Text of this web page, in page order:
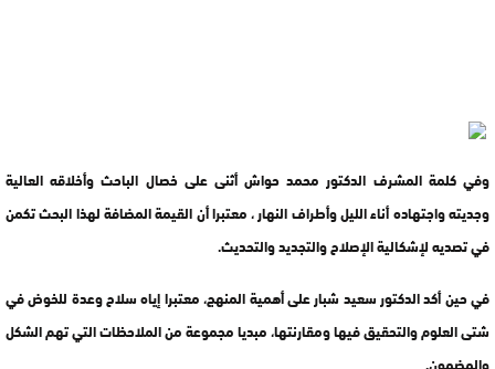
وفي كلمة المشرف الدكتور محمد حواش أثنى على خصال الباحث وأخلاقه العالية
وجديته واجتهاده أناء الليل وأطراف النهار ، معتبرا أن القيمة المضافة لهذا البحث تكمن
في تصديه لإشكالية الإصلاح والتجديد والتحديث.
في حين أكد الدكتور سعيد شبار على أهمية المنهج، معتبرا إياه سلاح وعدة للخوض في
شتى العلوم والتحقيق فيها ومقارنتها، مبديا مجموعة من الملاحظات التي تهم الشكل
والمضمون.